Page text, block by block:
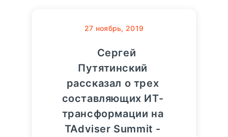
27 ноябрь, 2019
Сергей
Путятинский
рассказал о трех
составляющих ИТ-
трансформации на
TAdviser Summit -